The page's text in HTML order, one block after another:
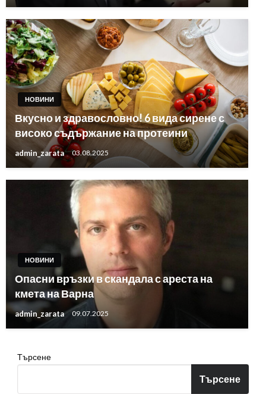
НОВИНИ
Вкусно и здравословно! 6 вида сирене с
високо съдържание на протеини
admin_zarata 03.08.2025
НОВИНИ
Опасни връзки в скандала с ареста на
кмета на Варна
admin_zarata 09.07.2025
Търсене
Търсене